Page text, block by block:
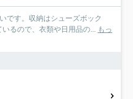
です。収納はシューズボック
るので、衣類や日用品の... もっ